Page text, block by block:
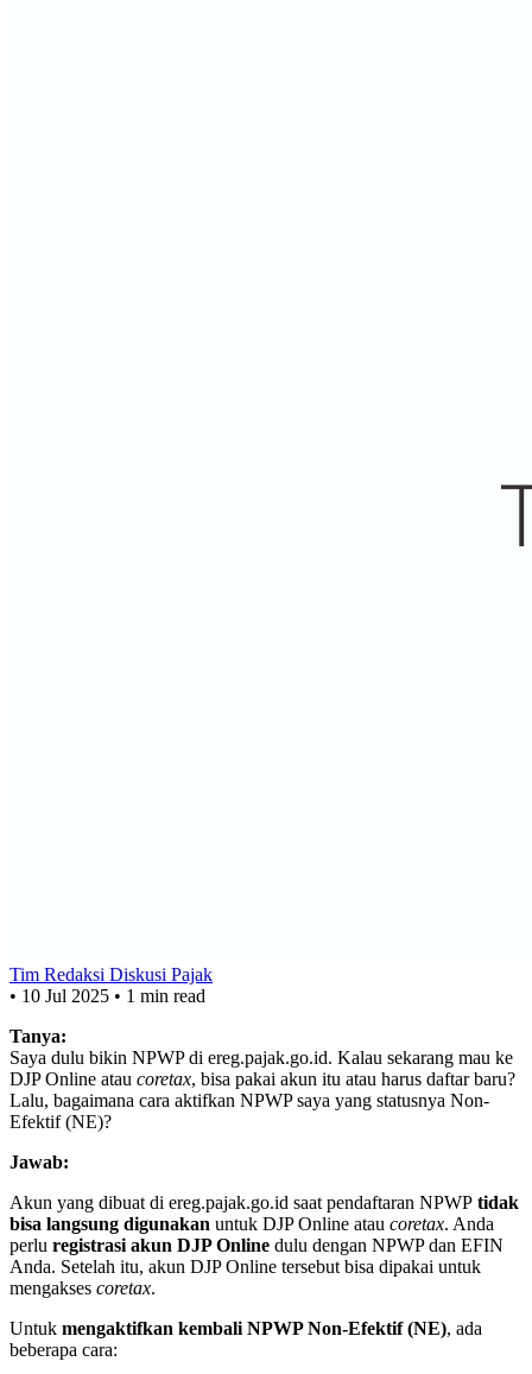
Tim Redaksi Diskusi Pajak
• 10 Jul 2025 • 1 min read
Tanya:
Saya dulu bikin NPWP di ereg.pajak.go.id. Kalau sekarang mau ke
DJP Online atau coretax, bisa pakai akun itu atau harus daftar baru?
Lalu, bagaimana cara aktifkan NPWP saya yang statusnya Non-
Efektif (NE)?
Jawab:
Akun yang dibuat di ereg.pajak.go.id saat pendaftaran NPWP tidak
bisa langsung digunakan untuk DJP Online atau coretax. Anda
perlu registrasi akun DJP Online dulu dengan NPWP dan EFIN
Anda. Setelah itu, akun DJP Online tersebut bisa dipakai untuk
mengakses coretax.
Untuk mengaktifkan kembali NPWP Non-Efektif (NE), ada
beberapa cara: